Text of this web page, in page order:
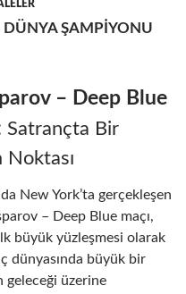
DÜNYA ŞAMPIYONU
– Deep Blue
Satrançta Bir
Noktası
New York’ta gerçekleşen
– Deep Blue maçı,
büyük yüzleşmesi olarak
dünyasında büyük bir
geleceği üzerine